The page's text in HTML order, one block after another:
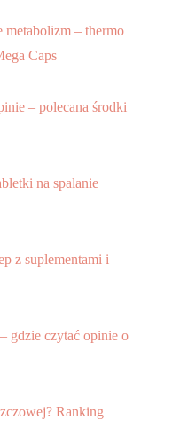
metabolizm – thermo
Caps
– polecana środki
na spalanie
z suplementami i
gdzie czytać opinie o
Ranking